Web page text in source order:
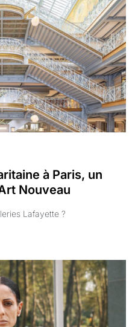
à Paris, un
Nouveau
Lafayette ?